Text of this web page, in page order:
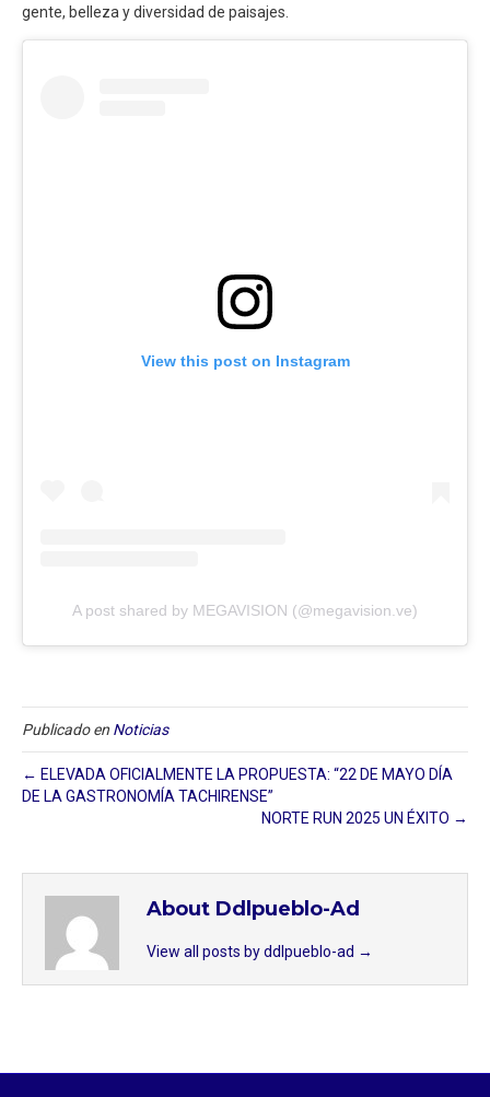
gente, belleza y diversidad de paisajes.
View this post on Instagram
A post shared by MEGAVISION (@megavision.ve)
Publicado en Noticias
← ELEVADA OFICIALMENTE LA PROPUESTA: “22 DE MAYO DÍA
DE LA GASTRONOMÍA TACHIRENSE”
NORTE RUN 2025 UN ÉXITO →
About Ddlpueblo-Ad
View all posts by ddlpueblo-ad →